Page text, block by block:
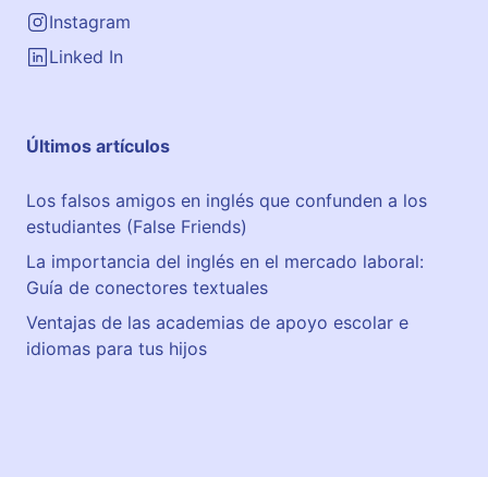
Instagram
Linked In
Últimos artículos
Los falsos amigos en inglés que confunden a los
estudiantes (False Friends)
La importancia del inglés en el mercado laboral:
Guía de conectores textuales
Ventajas de las academias de apoyo escolar e
idiomas para tus hijos